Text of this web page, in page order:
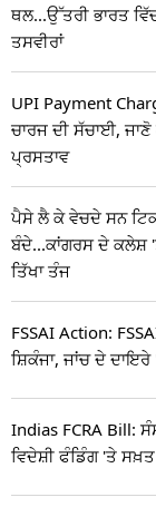
ਥਲ...ਉੱਤਰੀ ਭਾਰਤ
ਤਸਵੀਰਾਂ
UPI Payment
ਚਾਰਜ ਦੀ ਸੱਚਾਈ, ਜਾਣੋ
ਪ੍ਰਸਤਾਵ
ਪੈਸੇ ਲੈ ਕੇ ਵੇਚਦੇ ਸਨ
ਬੰਦੇ...ਕਾਂਗਰਸ ਦੇ ਕਲੇਸ਼
ਤਿੱਖਾ ਤੰਜ
FSSAI Action:
ਸ਼ਿਕੰਜਾ, ਜਾਂਚ ਦੇ
Indias FCRA Bill:
ਵਿਦੇਸ਼ੀ ਫੰਡਿੰਗ 'ਤੇ